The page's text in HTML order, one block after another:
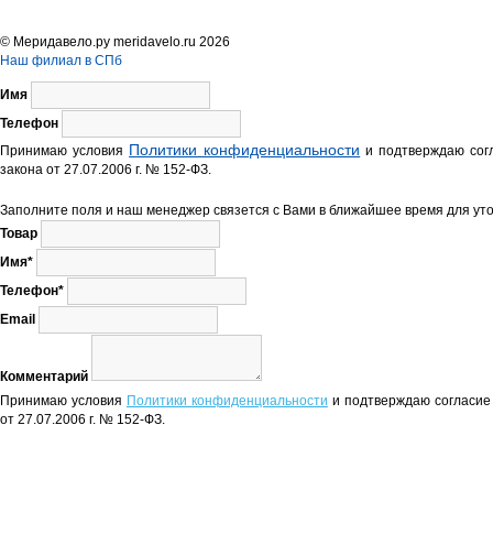
© Меридавело.ру meridavelo.ru 2026
Наш филиал в СПб
Имя
Телефон
Принимаю условия Политики конфиденциальности и подтверждаю
закона от 27.07.2006 г. № 152-ФЗ.
Заполните поля и наш менеджер связется с Вами в ближайшее время для
Товар
Имя*
Телефон*
Email
Комментарий
Принимаю условия Политики конфиденциальности и подтверждаю
от 27.07.2006 г. № 152-ФЗ.